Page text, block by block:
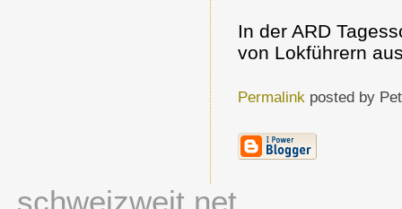
In der ARD
von Lokführern
Permalink posted by
schweizweit.net